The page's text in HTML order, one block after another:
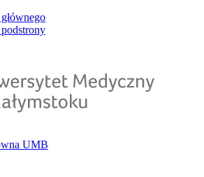
UMB